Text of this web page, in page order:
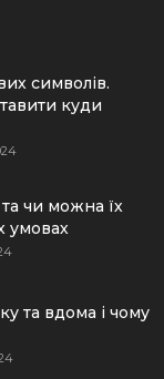
символів.
куди
чи можна їх
умовах
та вдома і чому